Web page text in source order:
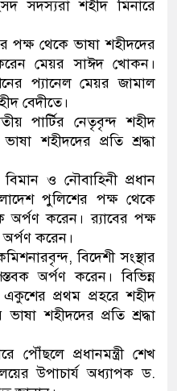
সদস্যরা শহীদ মিনারে
পক্ষ থেকে ভাষা শহীদদের
করেন মেয়র সাঈদ খোকন।
প্যানেল মেয়র জামাল
বেদীতে।
পার্টির নেতৃবৃন্দ শহীদ
শহীদদের প্রতি শ্রদ্ধা
ও নৌবাহিনী প্রধান
পুলিশের পক্ষ থেকে
অর্পণ করেন। র‌্যাবের পক্ষ
করেন।
বিদেশী সংস্থার
অর্পণ করেন। বিভিন্ন
প্রথম প্রহরে শহীদ
শহীদদের প্রতি শ্রদ্ধা
পৌঁছলে প্রধানমন্ত্রী শেখ
উপাচার্য অধ্যাপক ড.